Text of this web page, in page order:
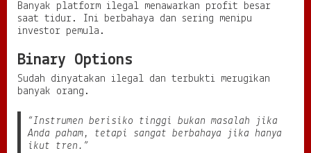
Banyak platform ilegal menawarkan profit besar
saat tidur. Ini berbahaya dan sering menipu
investor pemula.
Binary Options
Sudah dinyatakan ilegal dan terbukti merugikan
banyak orang.
“Instrumen berisiko tinggi bukan masalah jika
Anda paham, tetapi sangat berbahaya jika hanya
ikut tren.”